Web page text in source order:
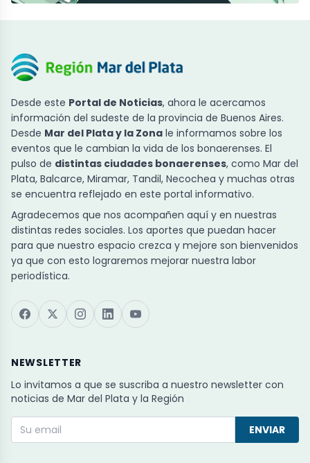
Desde este Portal de Noticias, ahora le acercamos
información del sudeste de la provincia de Buenos Aires.
Desde Mar del Plata y la Zona le informamos sobre los
eventos que le cambian la vida de los bonaerenses. El
pulso de distintas ciudades bonaerenses, como Mar del
Plata, Balcarce, Miramar, Tandil, Necochea y muchas otras
se encuentra reflejado en este portal informativo.
Agradecemos que nos acompañen aquí y en nuestras
distintas redes sociales. Los aportes que puedan hacer
para que nuestro espacio crezca y mejore son bienvenidos
ya que con esto lograremos mejorar nuestra labor
periodística.
NEWSLETTER
Lo invitamos a que se suscriba a nuestro newsletter con
noticias de Mar del Plata y la Región
ENVIAR